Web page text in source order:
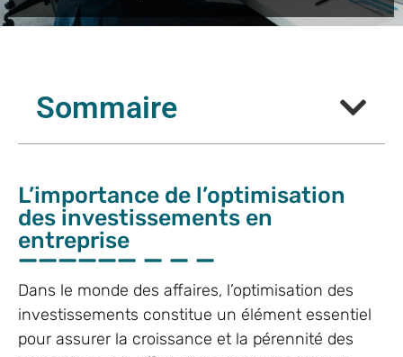
Sommaire
L’importance de l’optimisation
des investissements en
entreprise
Dans le monde des affaires, l’optimisation des
investissements constitue un élément essentiel
pour assurer la croissance et la pérennité des